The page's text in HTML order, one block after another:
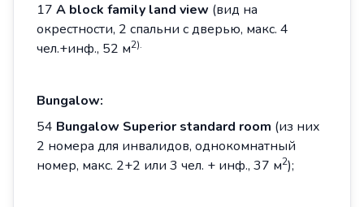
17 A block family land view (вид на
окрестности, 2 спальни с дверью, макс. 4
чел.+инф., 52 м2).
Bungalow:
54 Bungalow Superior standard room (из них
2 номера для инвалидов, однокомнатный
номер, макс. 2+2 или 3 чел. + инф., 37 м2);